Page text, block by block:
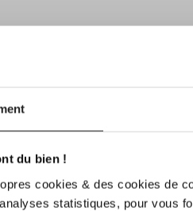
du bien !
cookies & des cookies de
statistiques, pour vous